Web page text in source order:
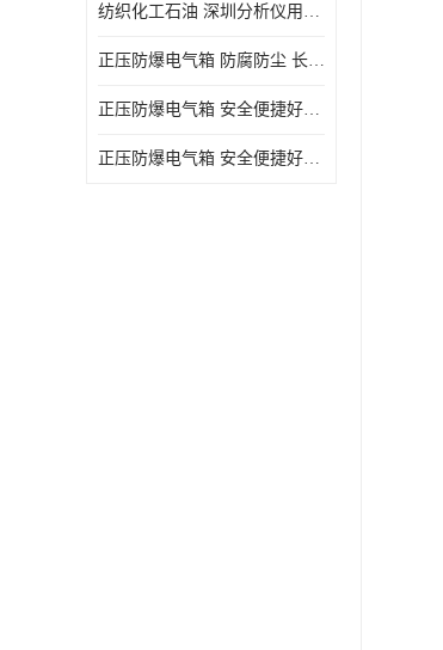
纺织化工石油 深圳分析仪用防爆小屋
正压防爆电气箱 防腐防尘 长沙正压型防爆电箱
正压防爆电气箱 安全便捷好操作 深圳防爆电气柜
正压防爆电气箱 安全便捷好操作 深圳粉尘防爆正压电气箱